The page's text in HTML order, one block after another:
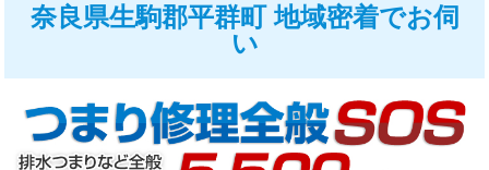
奈良県生駒郡平群町 地域密着でお伺
い